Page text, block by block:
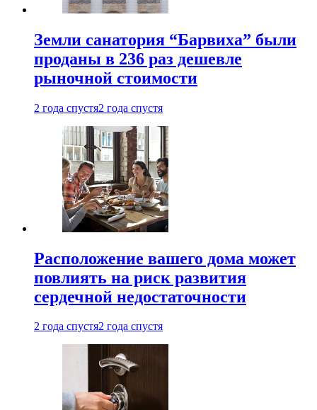
Земли санатория “Барвиха” были
проданы в 236 раз дешевле
рыночной стоимости
2 года спустя2 года спустя
Расположение вашего дома может
повлиять на риск развития
сердечной недостаточности
2 года спустя2 года спустя